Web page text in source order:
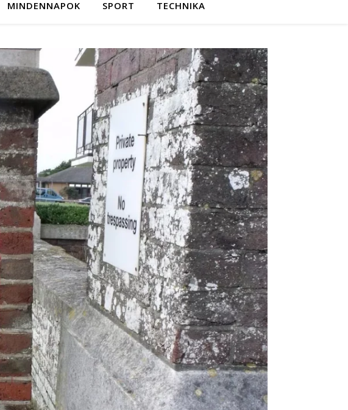
MINDENNAPOK SPORT TECHNIKA